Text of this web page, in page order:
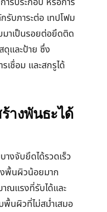
บภาระต่อ เทปโฟม
มาเป็นรอยต่อยึดติด
และป้าย ซึ่ง
เชื่อม และสกรูได้
างพันธะได้
งจับยึดได้รวดเร็ว
งพื้นผิวน้อยมาก
ณแรงที่รับได้และ
พื้นผิวที่ไม่สม่ำเสมอ